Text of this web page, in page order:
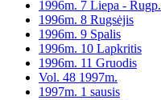
1996m. 7 Liepa - Rugp.
1996m. 8 Rugsėjis
1996m. 9 Spalis
1996m. 10 Lapkritis
1996m. 11 Gruodis
Vol. 48 1997m.
1997m. 1 sausis